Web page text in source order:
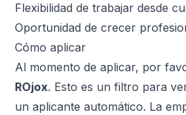
Flexibilidad de trabajar desde
Oportunidad de crecer
Cómo aplicar
Al momento de aplicar, por
ROjox. Esto es un filtro para
un aplicante automático. La